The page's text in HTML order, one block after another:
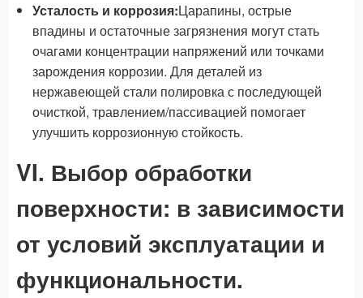
Усталость и коррозия:Царапины, острые
впадины и остаточные загрязнения могут стать
очагами концентрации напряжений или точками
зарождения коррозии. Для деталей из
нержавеющей стали полировка с последующей
очисткой, травлением/пассивацией помогает
улучшить коррозионную стойкость.
VI. Выбор обработки
поверхности: в зависимости
от условий эксплуатации и
функциональности.